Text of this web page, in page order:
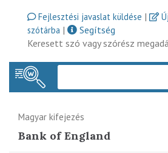
Fejlesztési javaslat küldése |
szótárba |
Segítség
Keresett szó vagy szórész
Magyar kifejezés
Bank of England